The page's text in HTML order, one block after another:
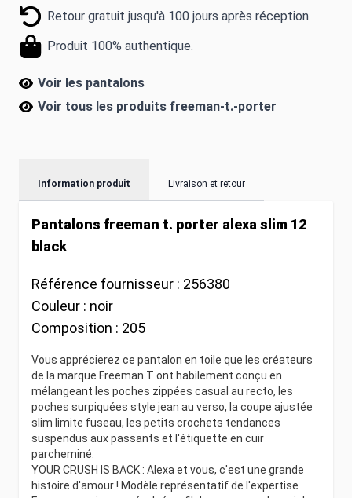
Retour gratuit jusqu'à 100 jours après réception.
Produit 100% authentique.
Voir les pantalons
Voir tous les produits freeman-t.-porter
Information produit Livraison et retour
Pantalons freeman t. porter alexa slim 12
black
Référence fournisseur : 256380
Couleur : noir
Composition : 205
Vous apprécierez ce pantalon en toile que les créateurs
de la marque Freeman T ont habilement conçu en
mélangeant les poches zippées casual au recto, les
poches surpiquées style jean au verso, la coupe ajustée
slim limite fuseau, les petits crochets tendances
suspendus aux passants et l'étiquette en cuir
parcheminé.
YOUR CRUSH IS BACK : Alexa et vous, c'est une grande
histoire d'amour ! Modèle représentatif de l'expertise